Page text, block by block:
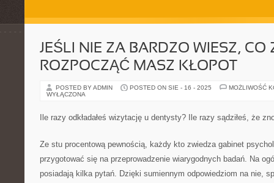
JEŚLI NIE ZA BARDZO WIESZ, CO
ROZPOCZĄĆ MASZ KŁOPOT
POSTED BY ADMIN POSTED ON SIE - 16 - 2025
MOŻLIWOŚĆ
WYŁĄCZONA
Ile razy odkładałeś wizytację u dentysty? Ile razy sądziłeś, że
Ze stu procentową pewnością, każdy kto zwiedza gabinet
przygotować się na przeprowadzenie wiarygodnych badań. Na
posiadają kilka pytań. Dzięki sumiennym odpowiedziom na nie,